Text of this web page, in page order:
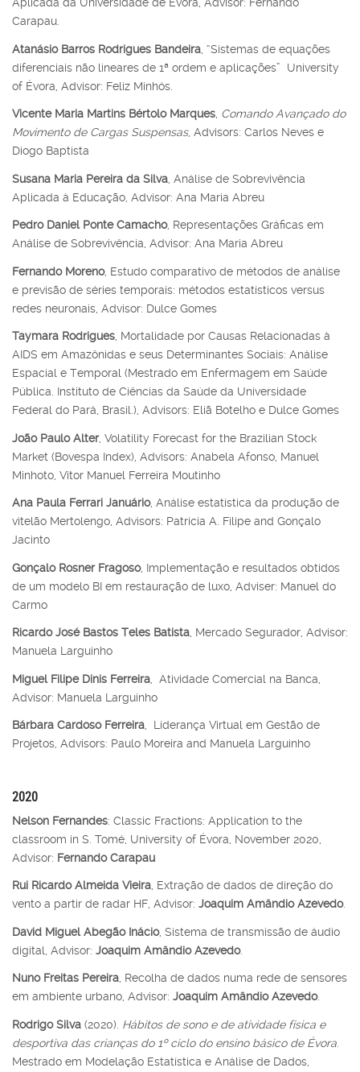
Aplicada da Universidade de Évora, Advisor: Fernando
Carapau.
Atanásio Barros Rodrigues Bandeira , “Sistemas de equações
diferenciais não lineares de 1ª ordem e aplicações” University
of Évora, Advisor: Feliz Minhós.
Vicente Maria Martins Bértolo Marques, Comando Avançado do
Movimento de Cargas Suspensas, Advisors: Carlos Neves e
Diogo Baptista
Susana Maria Pereira da Silva , Análise de Sobrevivência
Aplicada à Educação, Advisor: Ana Maria Abreu
Pedro Daniel Ponte Camacho, Representações Gráficas em
Análise de Sobrevivência, Advisor: Ana Maria Abreu
Fernando Moreno, Estudo comparativo de métodos de análise
e previsão de séries temporais: métodos estatísticos versus
redes neuronais, Advisor: Dulce Gomes
Taymara Rodrigues, Mortalidade por Causas Relacionadas à
AIDS em Amazônidas e seus Determinantes Sociais: Análise
Espacial e Temporal (Mestrado em Enfermagem em Saúde
Pública. Instituto de Ciências da Saúde da Universidade
Federal do Pará, Brasil.), Advisors: Eliã Botelho e Dulce Gomes
João Paulo Alter, Volatility Forecast for the Brazilian Stock
Market (Bovespa Index), Advisors: Anabela Afonso, Manuel
Minhoto, Vitor Manuel Ferreira Moutinho
Ana Paula Ferrari Januário, Análise estatística da produção de
vitelão Mertolengo, Advisors: Patrícia A. Filipe and Gonçalo
Jacinto
Gonçalo Rosner Fragoso, Implementação e resultados obtidos
de um modelo BI em restauração de luxo, Adviser: Manuel do
Carmo
Ricardo José Bastos Teles Batista, Mercado Segurador, Advisor:
Manuela Larguinho
Miguel Filipe Dinis Ferreira , Atividade Comercial na Banca,
Advisor: Manuela Larguinho
Bárbara Cardoso Ferreira, Liderança Virtual em Gestão de
Projetos, Advisors: Paulo Moreira and Manuela Larguinho
2020
Nelson Fernandes: Classic Fractions: Application to the
classroom in S. Tomé, University of Évora, November 2020,
Advisor: Fernando Carapau
Rui Ricardo Almeida Vieira , Extração de dados de direção do
vento a partir de radar HF, Advisor: Joaquim Amândio Azevedo.
David Miguel Abegão Inácio, Sistema de transmissão de áudio
digital, Advisor: Joaquim Amândio Azevedo.
Nuno Freitas Pereira , Recolha de dados numa rede de sensores
em ambiente urbano, Advisor: Joaquim Amândio Azevedo.
Rodrigo Silva (2020). Hábitos de sono e de atividade física e
desportiva das crianças do 1º ciclo do ensino básico de Évora
Mestrado em Modelação Estatística e Análise de Dados,